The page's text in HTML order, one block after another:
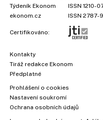
Týdeník Ekonom
ISSN 1210-
ekonom.cz
ISSN 2787-
Certifikováno:
Kontakty
Tiráž redakce Ekonom
Předplatné
Prohlášení o cookies
Nastavení soukromí
Ochrana osobních údajů